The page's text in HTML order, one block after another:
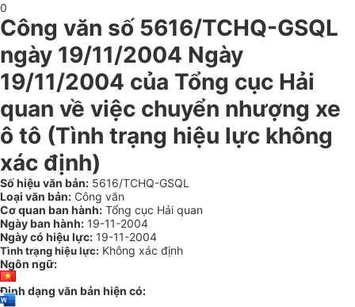
0
Công văn số 5616/TCHQ-GSQL
ngày 19/11/2004 Ngày
19/11/2004 của Tổng cục Hải
quan về việc chuyển nhượng xe
ô tô (Tình trạng hiệu lực không
xác định)
Số hiệu văn bản: 5616/TCHQ-GSQL
Loại văn bản: Công văn
Cơ quan ban hành: Tổng cục Hải quan
Ngày ban hành: 19-11-2004
Ngày có hiệu lực: 19-11-2004
Tình trạng hiệu lực: Không xác định
Ngôn ngữ:
Định dạng văn bản hiện có: